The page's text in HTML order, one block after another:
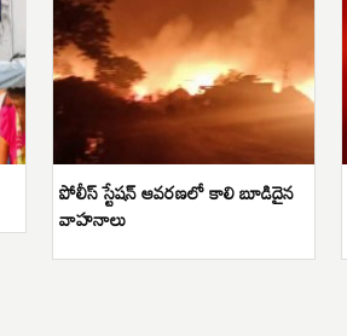
పోలీస్ స్టేషన్ ఆవరణలో కాలి బూడిదైన
వాహనాలు